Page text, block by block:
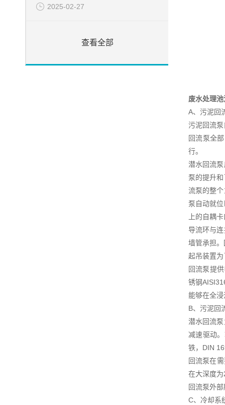
2025-02-27
查看全部
废水处理
A、污泥回
污泥回流
回流泵全
行。
潜水回流
泵的提升
流泵的整
泵自动就
上的自耦
导流环与
墙管承担
起吊装置
回流泵提
锈钢
能够在全
B、污泥回
潜水回流
减速驱动
铁，DIN
回流泵在
在大深度
回流泵外
C、冷却系